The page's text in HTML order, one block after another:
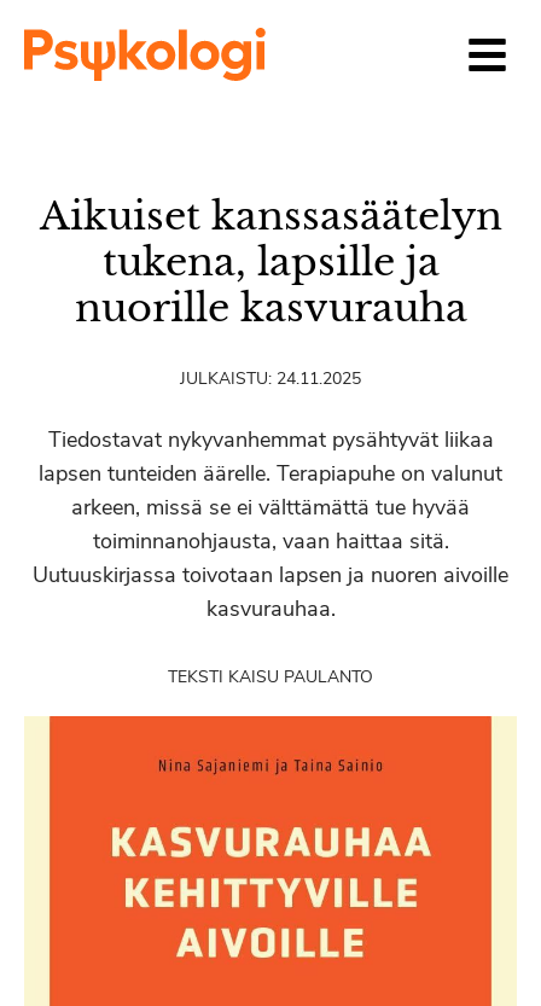
Aikuiset kanssasäätelyn
tukena, lapsille ja
nuorille kasvurauha
JULKAISTU: 24.11.2025
Tiedostavat nykyvanhemmat pysähtyvät liikaa
lapsen tunteiden äärelle. Terapiapuhe on valunut
arkeen, missä se ei välttämättä tue hyvää
toiminnanohjausta, vaan haittaa sitä.
Uutuuskirjassa toivotaan lapsen ja nuoren aivoille
kasvurauhaa.
TEKSTI KAISU PAULANTO